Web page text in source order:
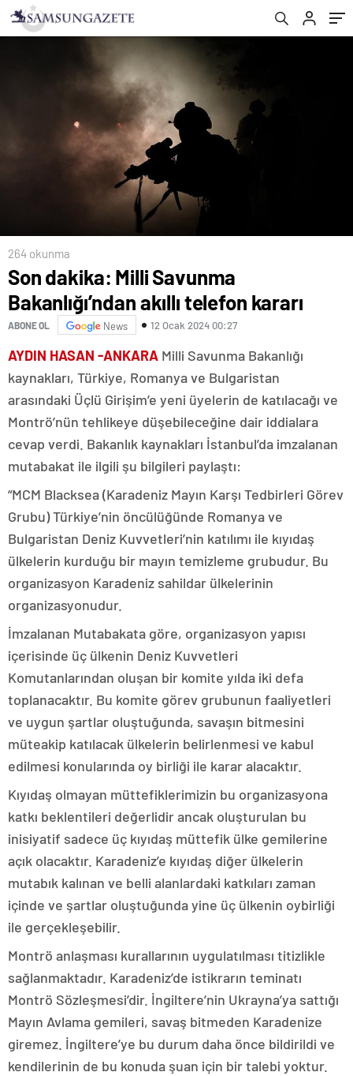
264 okunma
Son dakika: Milli Savunma
Bakanlığı’ndan akıllı telefon kararı
ABONE OL News 12 Ocak 2024 00:27
AYDIN HASAN -ANKARA Milli Savunma Bakanlığı
kaynakları, Türkiye, Romanya ve Bulgaristan
arasındaki Üçlü Girişim’e yeni üyelerin de katılacağı ve
Montrö’nün tehlikeye düşebileceğine dair iddialara
cevap verdi. Bakanlık kaynakları İstanbul’da imzalanan
mutabakat ile ilgili şu bilgileri paylaştı:
“MCM Blacksea (Karadeniz Mayın Karşı Tedbirleri Görev
Grubu) Türkiye’nin öncülüğünde Romanya ve
Bulgaristan Deniz Kuvvetleri’nin katılımı ile kıyıdaş
ülkelerin kurduğu bir mayın temizleme grubudur. Bu
organizasyon Karadeniz sahildar ülkelerinin
organizasyonudur.
İmzalanan Mutabakata göre, organizasyon yapısı
içerisinde üç ülkenin Deniz Kuvvetleri
Komutanlarından oluşan bir komite yılda iki defa
toplanacaktır. Bu komite görev grubunun faaliyetleri
ve uygun şartlar oluştuğunda, savaşın bitmesini
müteakip katılacak ülkelerin belirlenmesi ve kabul
edilmesi konularında oy birliği ile karar alacaktır.
Kıyıdaş olmayan müttefiklerimizin bu organizasyona
katkı beklentileri değerlidir ancak oluşturulan bu
inisiyatif sadece üç kıyıdaş müttefik ülke gemilerine
açık olacaktır. Karadeniz’e kıyıdaş diğer ülkelerin
mutabık kalınan ve belli alanlardaki katkıları zaman
içinde ve şartlar oluştuğunda yine üç ülkenin oybirliği
ile gerçekleşebilir.
Montrö anlaşması kurallarının uygulatılması titizlikle
sağlanmaktadır. Karadeniz’de istikrarın teminatı
Montrö Sözleşmesi’dir. İngiltere’nin Ukrayna’ya sattığı
Mayın Avlama gemileri, savaş bitmeden Karadenize
giremez. İngiltere’ye bu durum daha önce bildirildi ve
kendilerinin de bu konuda şuan için bir talebi yoktur.